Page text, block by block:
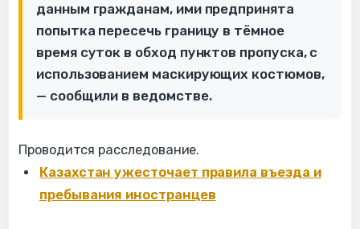
данным гражданам, ими предпринята
попытка пересечь границу в тёмное
время суток в обход пунктов пропуска, с
использованием маскирующих костюмов,
— сообщили в ведомстве.
Проводится расследование.
Казахстан ужесточает правила въезда и
пребывания иностранцев